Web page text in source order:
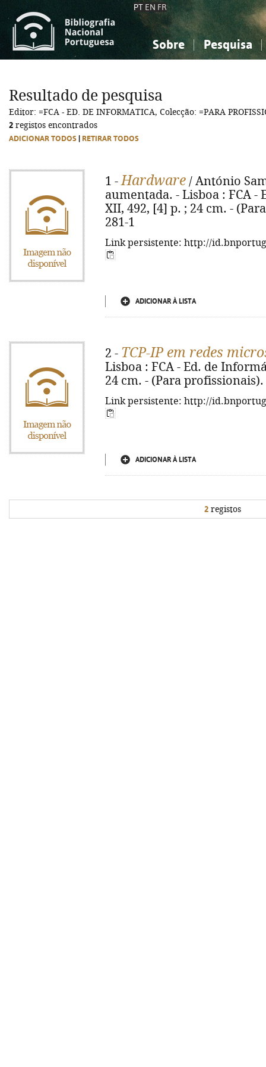
PT EN FR
Sobre Pesquisa
Ciências sociais...
Arte, desporto...
Ciências sociais...
Arte, desporto...
Resultado de pesquisa
Editor: =FCA - ED. DE INFORMATICA, Colecção: =PARA
2 registos encontrados
ADICIONAR TODOS RETIRAR TODOS
1 -Hardware / António
aumentada. - Lisboa : FCA -
XII, 492, [4] p. ; 24 cm. -
281-1
Link persistente: http://
ADICIONAR À LISTA
2 - TCP-IP em redes
Lisboa : FCA - Ed. de
24 cm. - (Para profissionais).
Link persistente: http://
ADICIONAR À LISTA
2 registos